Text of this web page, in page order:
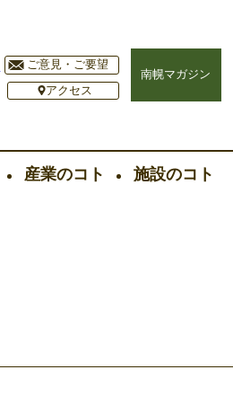
ご意見・ご要望
アクセス
南幌マガジン
産業のコト 施設のコト